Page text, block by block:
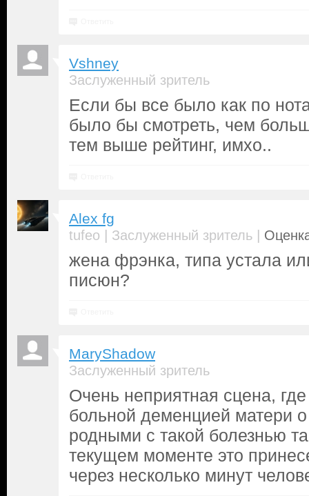
Vshney
Заслуженный зритель
Если бы все было как по
было бы смотреть, чем
тем выше рейтинг, имхо..
Alex fg
tufeo | Заслуженный зритель |
жена фрэнка, типа устала
писюн?
MaryShadow
Заслуженный зритель
Очень неприятная сцена,
больной деменцией матери
родными с такой болезнью
текущем моменте это
через несколько минут